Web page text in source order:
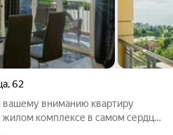
,62
вниманию квартиру
комплексе в самом сердце
санатория со своим